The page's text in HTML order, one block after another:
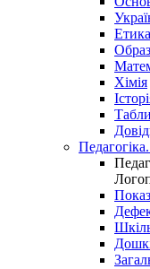
Етика
Хімія